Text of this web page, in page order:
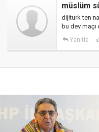
müslüm
dijiturk ten
bu dev
Yanıtla